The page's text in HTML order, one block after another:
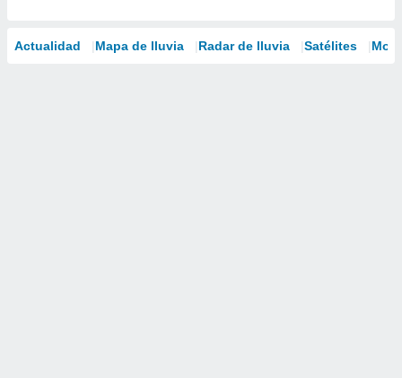
Actualidad Mapa de lluvia Radar de lluvia Satélites